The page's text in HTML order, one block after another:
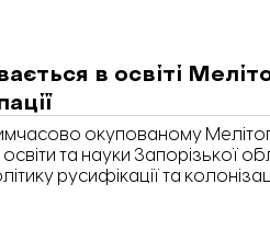
в освіті
окупованому
освіти та науки Запорізької
русифікації та
у Мелітополі за 3 роки